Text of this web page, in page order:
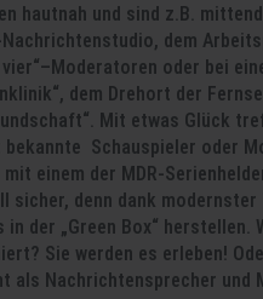
hautnah und sind z.B.
dem
vier“–Moderatoren oder bei
dem Drehort der
Mit etwas Glück
bekannte Schauspieler oder
mit einem der MDR-
sicher, denn dank
in der „Green Box“ herstellen.
Sie werden es erleben!
als Nachrichtensprecher und